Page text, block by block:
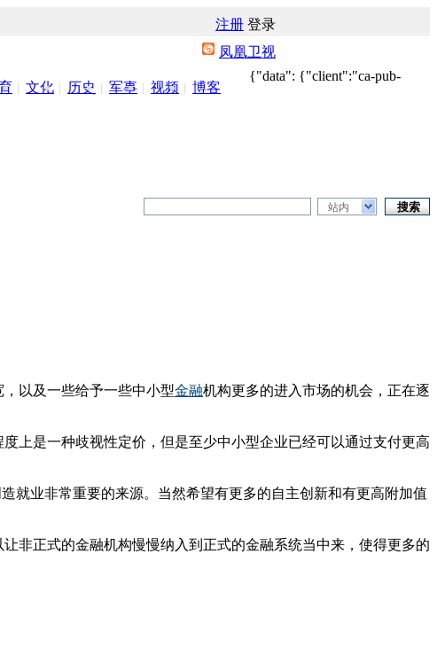
注册 登录
凤凰卫视
文化 历史 军事 视频
博客
{"data": {"client":"ca-pub-
站内
以及一些给予一些中小型金融机构更多的进入市场的机会，正在逐
上是一种歧视性定价，但是至少中小型企业已经可以通过支付更高
就业非常重要的来源。当然希望有更多的自主创新和有更高附加值
非正式的金融机构慢慢纳入到正式的金融系统当中来，使得更多的